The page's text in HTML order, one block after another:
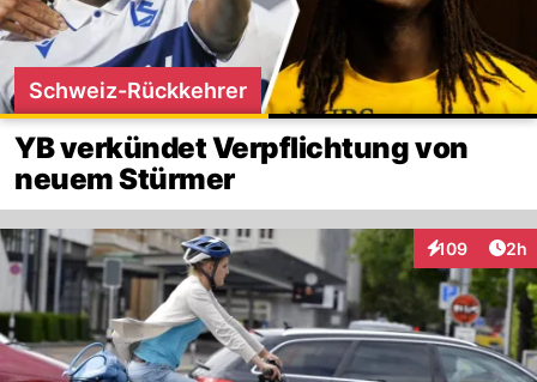
Schweiz-Rückkehrer
YB verkündet Verpflichtung von
neuem Stürmer
109
Interaktionen
2h